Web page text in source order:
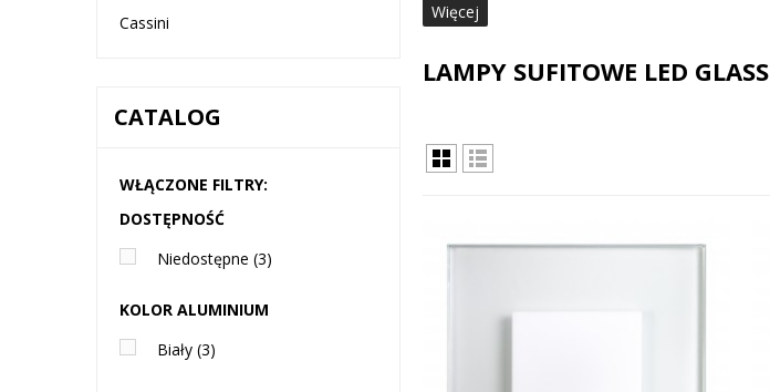
Cassini
CATALOG
WŁĄCZONE FILTRY:
DOSTĘPNOŚĆ
Niedostępne (3)
KOLOR ALUMINIUM
Biały (3)
Więcej
LAMPY SUFITOWE LED GLASS